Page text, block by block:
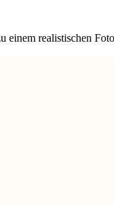
einem realistischen